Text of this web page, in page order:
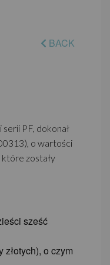
BACK
PF, dokonał
o wartości
które zostały
sześć
o czym